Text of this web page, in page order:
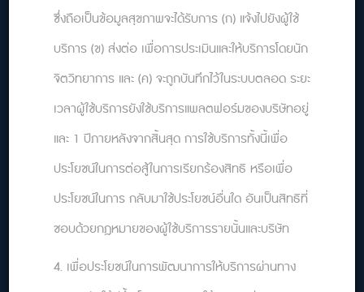
บริษัท จิตตะ วิมังสา จำกัด
35/191 ม.2 ตำบลคลองสาม อำเภอคลองหลวง ปทุมธานี 12120
ติดต่อ Call center:
099-0026888
เราให้บริการปรึกษาเฉพาะกรณีไม่ฉุกเฉินเท่านั้น ในกรณีฉุกเฉินหรือมีความคิดทำร้ายตนเอง โปรดติดต่อ
ซึ่งถือเป็นข้อมูลสุขภาพจะได้รับการ (ก) แจ้งไปยังผู้ใช้
บริการ (ข) ส่งต่อ เพื่อการประเมินและให้บริการโดยนัก
จิตวิทยาการ และ (ค) จะถูกบันทึกไว้ในระบบตลอด ระยะ
เวลาผู้ใช้บริการยังใช้บริการแพลตฟอร์มของบริษัทอยู่
และ 1 ปีภายหลังจากสิ้นสุด การใช้บริการทั้งนี้เพื่อ
ประโยชน์ในการต่อสู้ในการเรียกร้องสิทธิ หรือเพื่อ
ประโยชน์ในการ กลับมาใช้ประโยชน์อื่นใด อันเป็นสิทธิที่
ชอบด้วยกฎหมายของผู้ใช้บริการรายนั้นและบริษัท
4. เพื่อประโยชน์ในการพัฒนาการให้บริการผ่านทาง